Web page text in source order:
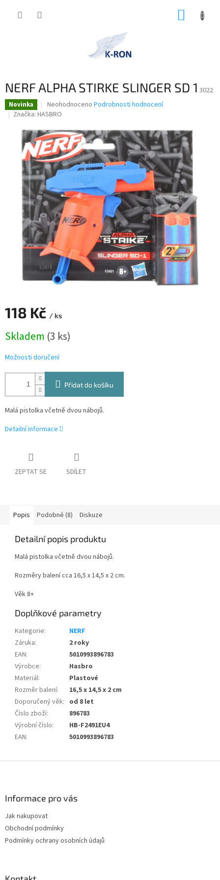
NERF ALPHA STIRKE SLINGER SD 1 3022
Novinka
Průměrné
hodnocení
je
0,0
z
5
hvězdiček.
Neohodnoceno Podrobnosti hodnocení
Značka: HASBRO
118 Kč / ks
cena:
Skladem (3 ks)
Možnosti doručení
Přidat do košíku
Malá pistolka včetně dvou nábojů.
Detailní informace
ZEPTAT SE SDÍLET
Popis Podobné (8) Diskuze
Detailní popis produktu
Malá pistolka včetně dvou nábojů.
Rozměry balení cca 16,5 x 14,5 x 2 cm.
Věk 8+
Doplňkové parametry
Kategorie:
NERF
Záruka:
2 roky
EAN:
5010993896783
Výrobce:
Hasbro
Materiál:
Plastové
Rozměr balení:
16,5 x 14,5 x 2 cm
Doporučený věk: od 8 let
Číslo zboží:
896783
Výrobní číslo:
HB-F2491EU4
EAN: 5010993896783
Informace pro vás
Jak nakupovat
Obchodní podmínky
Podmínky ochrany osobních údajů